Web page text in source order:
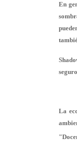
En
La